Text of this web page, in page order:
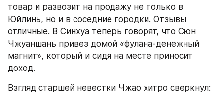
товар и развозит на продажу не только в
Юйлинь, но и в соседние городки. Отзывы
отличные. В Синхуа теперь говорят, что Сюн
Чжуаншань привез домой «фулана-денежный
магнит», который и сидя на месте приносит
доход.
Взгляд старшей невестки Чжао хитро сверкнул: